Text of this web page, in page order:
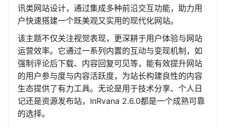
讯类网站设计，通过集成多种前沿交互功能，助力用
户快速搭建一个既美观又实用的现代化网站。
该主题不仅关注视觉表现，更深耕于用户体验与网站
运营效率。它通过一系列内置的互动与变现机制，如
强制评论后下载、内容回复可见等，能有效提升网站
的用户参与度与内容活跃度，为站长构建良性的内容
生态提供了有力工具。无论是用于技术分享、个人日
记还是资源发布站，InRvana 2.6.0都是一个成熟可靠
的选择。